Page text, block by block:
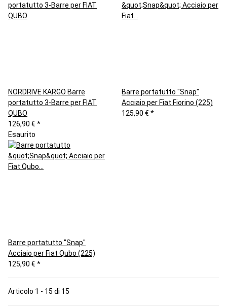
NORDRIVE KARGO Barre
portatutto 3-Barre per FIAT
QUBO
126,90 € *
Barre portatutto "Snap"
Acciaio per Fiat Fiorino (225)
125,90 € *
Esaurito
Barre portatutto "Snap"
Acciaio per Fiat Qubo (225)
125,90 € *
Articolo 1 - 15 di 15